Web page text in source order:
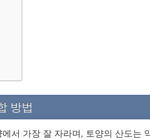
방법
서 가장 잘 자라며, 토양의 산도는